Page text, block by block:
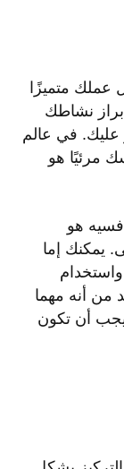
عملك متميزًا
نشاطك
عليك. في عالم
مرئيًا هو
هو
يمكنك إما
واستخدام
من أنه مهما
يجب أن تكون